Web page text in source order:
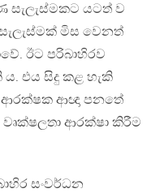
යටත් ව
මිස වෙනත්
ඊට පරිබාහිරව
එය සිදු කළ හැකි
ආඥා පනතේ
ආරක්ෂා කිරීම
සංවර්ධන